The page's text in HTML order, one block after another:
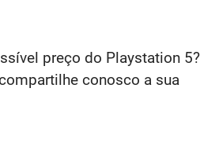
preço do Playstation 5?
conosco a sua